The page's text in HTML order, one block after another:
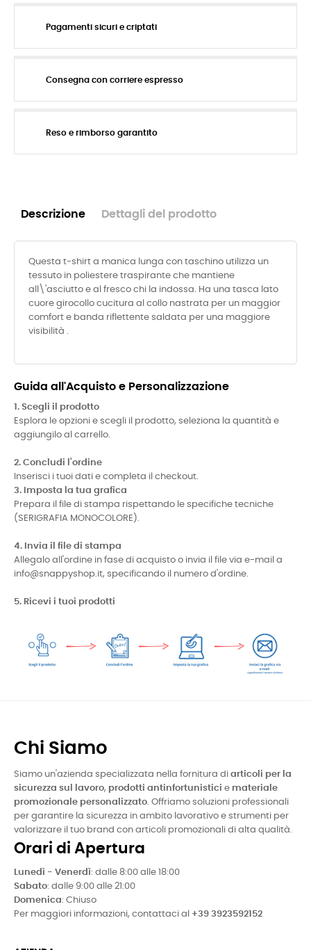
Pagamenti sicuri e criptati
Consegna con corriere espresso
Reso e rimborso garantito
Descrizione Dettagli del prodotto
Questa t-shirt a manica lunga con taschino utilizza un
tessuto in poliestere traspirante che mantiene
all\'asciutto e al fresco chi la indossa. Ha una tasca lato
cuore girocollo cucitura al collo nastrata per un maggior
comfort e banda riflettente saldata per una maggiore
visibilità .
Guida all'Acquisto e Personalizzazione
1. Scegli il prodotto
Esplora le opzioni e scegli il prodotto, seleziona la quantità e
aggiungilo al carrello.
2. Concludi l'ordine
Inserisci i tuoi dati e completa il checkout.
3. Imposta la tua grafica
Prepara il file di stampa rispettando le specifiche tecniche
(SERIGRAFIA MONOCOLORE).
4. Invia il file di stampa
Allegalo all'ordine in fase di acquisto o invia il file via e-mail a
info@snappyshop.it, specificando il numero d'ordine.
5. Ricevi i tuoi prodotti
Chi Siamo
Siamo un'azienda specializzata nella fornitura di articoli per la
sicurezza sul lavoro, prodotti antinfortunistici e materiale
promozionale personalizzato. Offriamo soluzioni professionali
per garantire la sicurezza in ambito lavorativo e strumenti per
valorizzare il tuo brand con articoli promozionali di alta qualità.
Orari di Apertura
Lunedì - Venerdì: dalle 8:00 alle 18:00
Sabato: dalle 9:00 alle 21:00
Domenica: Chiuso
Per maggiori informazioni, contattaci al +39 3923592152